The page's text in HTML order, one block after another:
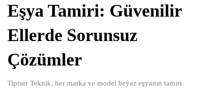
Eşya Tamiri: Güvenilir
Ellerde Sorunsuz
Çözümler
Tipiser Teknik, her marka ve model beyaz eşyanın tamiri